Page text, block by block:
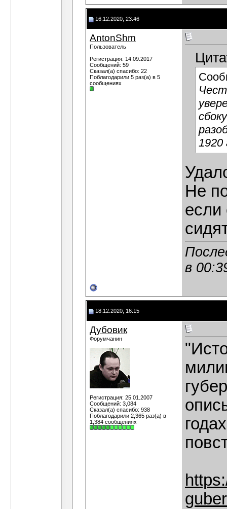
16.12.2020, 23:46
AntonShm
Пользователь
Регистрация: 14.09.2017
Сообщений: 59
Сказал(а) спасибо: 22
Поблагодарили 5 раз(а) в 5
сообщениях
1920
Не
если
в
18.12.2020, 16:15
Дубовик
Форумчанин
Регистрация: 25.01.2007
Сообщений: 3,084
Сказал(а) спасибо: 938
Поблагодарили 2,365 раз(а) в
1,384 сообщениях